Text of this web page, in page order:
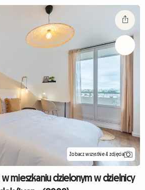
Zobacz wszystkie 4 zdjęcia
mieszkaniu dzielonym w dzielnicy